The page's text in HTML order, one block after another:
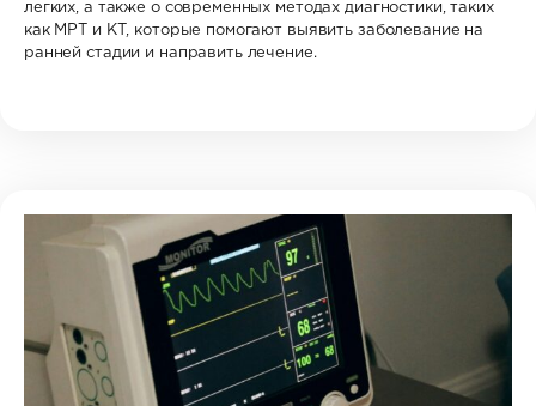
легких, а также о современных методах диагностики, таких
как МРТ и КТ, которые помогают выявить заболевание на
ранней стадии и направить лечение.